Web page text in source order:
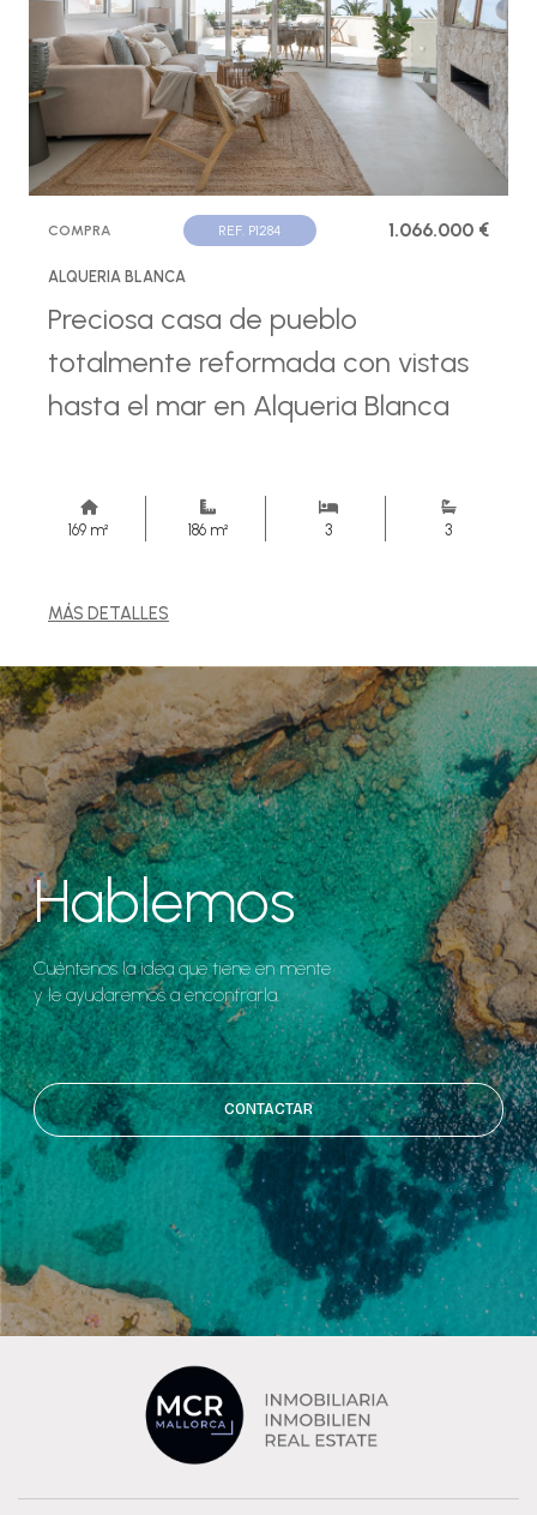
COMPRA REF. P1284 1.066.000 €
ALQUERIA BLANCA
Preciosa casa de pueblo
totalmente reformada con vistas
hasta el mar en Alqueria Blanca
169 m² 186 m² 3 3
MÁS DETALLES
Hablemos
Cuéntenos la idea que tiene en mente
y le ayudaremos a encontrarla.
CONTACTAR